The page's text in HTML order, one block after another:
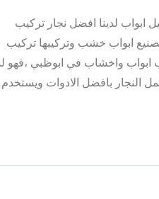
اخشاب في ابوظبي |0557821580| تفصيل ابواب لدينا افضل نجار تركيب
ابواب خشب وتركيبها تركيب
واخشاب في ابوظبي ،فهو
النجار بافضل الادوات